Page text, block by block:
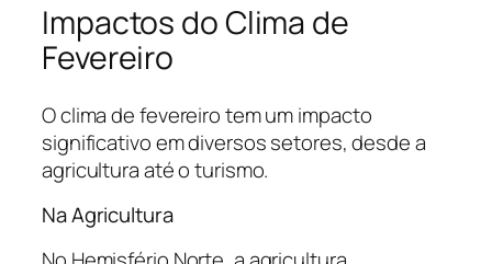
Impactos do Clima de
Fevereiro
O clima de fevereiro tem um impacto
significativo em diversos setores, desde a
agricultura até o turismo.
Na Agricultura